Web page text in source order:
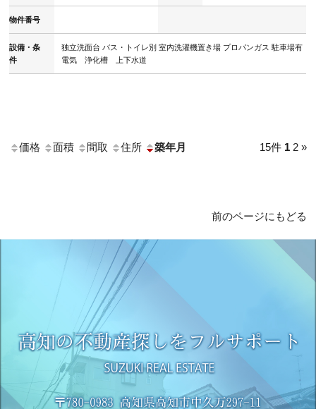
物件番号
設備・条
件
独立洗面台 バス・トイレ別 室内洗濯機置き場 プロパンガス 駐車場有
電気 浄化槽 上下水道
価格 面積 間取 住所 築年月 15件 1 2 »
前のページにもどる